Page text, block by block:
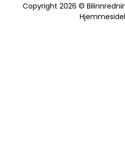
Copyright 2026 ©